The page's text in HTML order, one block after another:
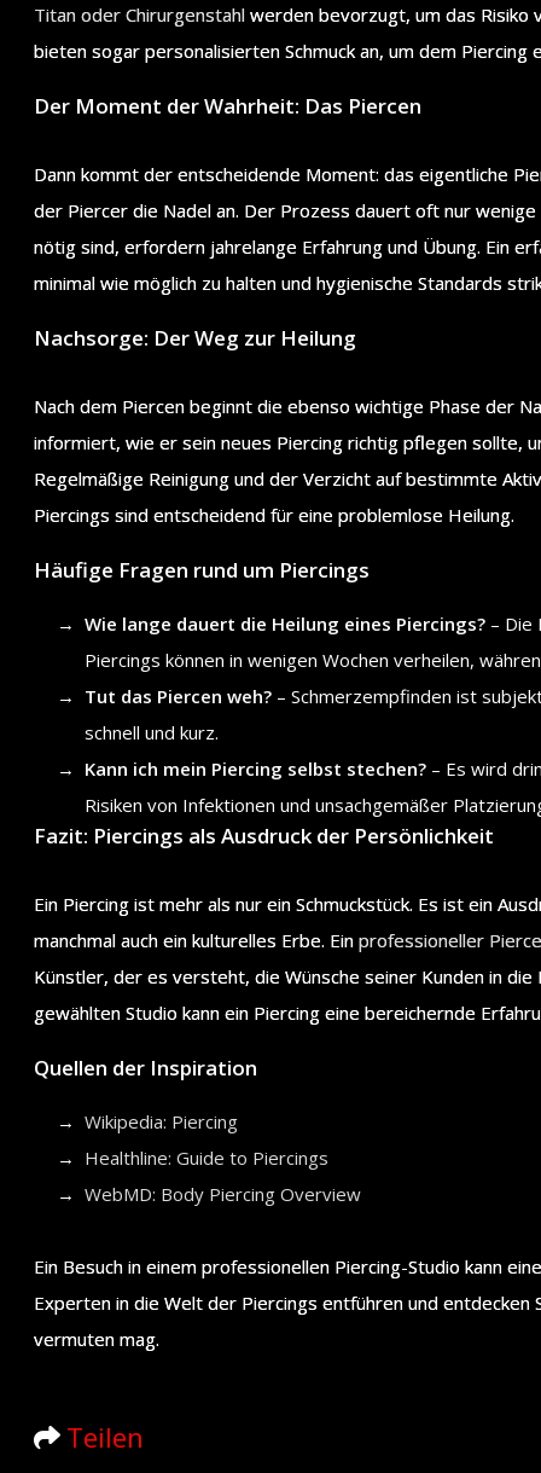
Titan oder Chirurgenstahl werden bevorzugt, um das Risiko
bieten sogar personalisierten Schmuck an, um dem Piercing
Der Moment der Wahrheit: Das Piercen
Dann kommt der entscheidende Moment: das eigentliche
der Piercer die Nadel an. Der Prozess dauert oft nur
nötig sind, erfordern jahrelange Erfahrung und Übung. Ein
minimal wie möglich zu halten und hygienische Standards
Nachsorge: Der Weg zur Heilung
Nach dem Piercen beginnt die ebenso wichtige Phase der
informiert, wie er sein neues Piercing richtig pflegen sollte,
Regelmäßige Reinigung und der Verzicht auf bestimmte
Piercings sind entscheidend für eine problemlose Heilung.
Häufige Fragen rund um Piercings
Wie lange dauert die Heilung eines Piercings? – Die
Piercings können in wenigen Wochen verheilen,
Tut das Piercen weh? – Schmerzempfinden ist
schnell und kurz.
Kann ich mein Piercing selbst stechen? – Es wird
Risiken von Infektionen und unsachgemäßer
Fazit: Piercings als Ausdruck der Persönlichkeit
Ein Piercing ist mehr als nur ein Schmuckstück. Es ist ein
manchmal auch ein kulturelles Erbe. Ein professioneller
Künstler, der es versteht, die Wünsche seiner Kunden in
gewählten Studio kann ein Piercing eine bereichernde
Quellen der Inspiration
Wikipedia: Piercing
Healthline: Guide to Piercings
WebMD: Body Piercing Overview
Ein Besuch in einem professionellen Piercing-Studio kann
Experten in die Welt der Piercings entführen und
vermuten mag.
Teilen